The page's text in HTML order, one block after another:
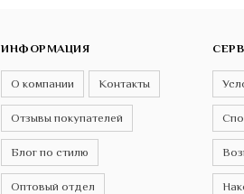
ИНФОРМАЦИЯ
О компании Контакты
Отзывы покупателей
Блог по стилю
Оптовый отдел